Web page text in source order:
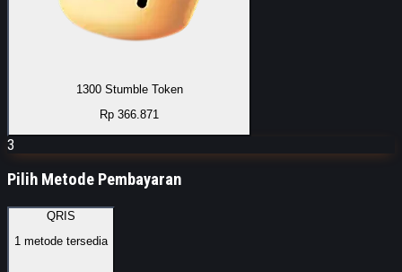
1300 Stumble Token
Rp 366.871
3
Pilih Metode Pembayaran
QRIS
1 metode tersedia